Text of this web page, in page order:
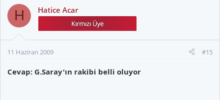
H Hatice Acar
11 Haziran 2009 #15
Cevap: G.Saray'ın rakibi belli oluyor